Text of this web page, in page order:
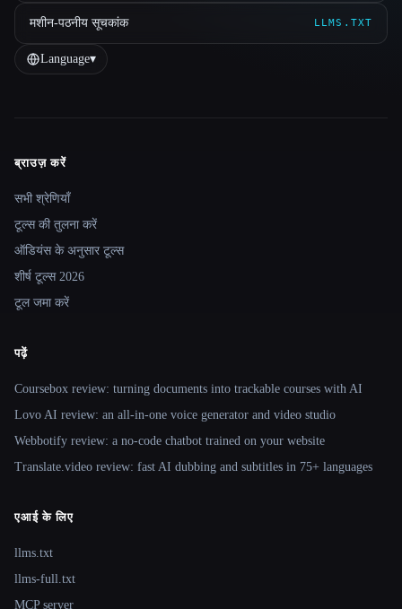
मशीन-पठनीय सूचकांक LLMS.TXT
Language▾
Site navigation
ब्राउज़ करें
सभी श्रेणियाँ
टूल्स की तुलना करें
ऑडियंस के अनुसार टूल्स
शीर्ष टूल्स 2026
टूल जमा करें
पढ़ें
Coursebox review: turning documents into trackable courses with AI
Lovo AI review: an all-in-one voice generator and video studio
Webbotify review: a no-code chatbot trained on your website
Translate.video review: fast AI dubbing and subtitles in 75+ languages
एआई के लिए
llms.txt
llms-full.txt
MCP server